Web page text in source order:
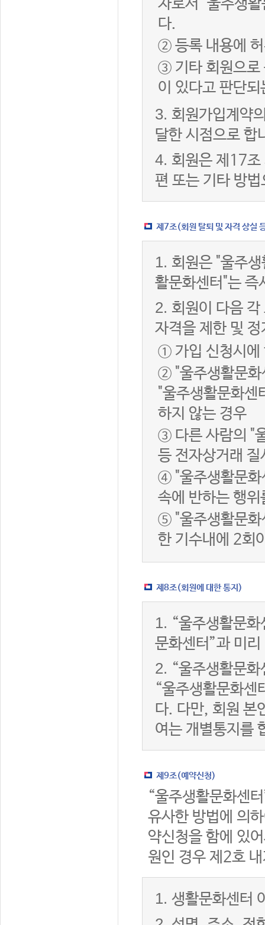
자로서 "울주생
다.
② 등록 내용에
③ 기타 회원으로
이 있다고 판단되
3. 회원가입계약
달한 시점으로 합
4. 회원은 제17조
편 또는 기타 방
제7조(회원 탈퇴 및 자격 상실
1. 회원은 "울주
활문화센터"는 즉
2. 회원이 다음
자격을 제한 및
① 가입 신청시에
② "울주생활문화
"울주생활문화센
하지 않는 경우
③ 다른 사람의 "
등 전자상거래
④ "울주생활문화
속에 반하는 행
⑤ "울주생활문화
한 기수내에 2회
제8조(회원에 대한 통지)
1. “울주생활문
문화센터”과 미
2. “울주생활문
“울주생활문화센
다. 다만, 회원 본
여는 개별통지를
제9조(예약신청)
“울주생활문화센
유사한 방법에 의
약신청을 함에 있
원인 경우 제2호
1. 생활문화센터